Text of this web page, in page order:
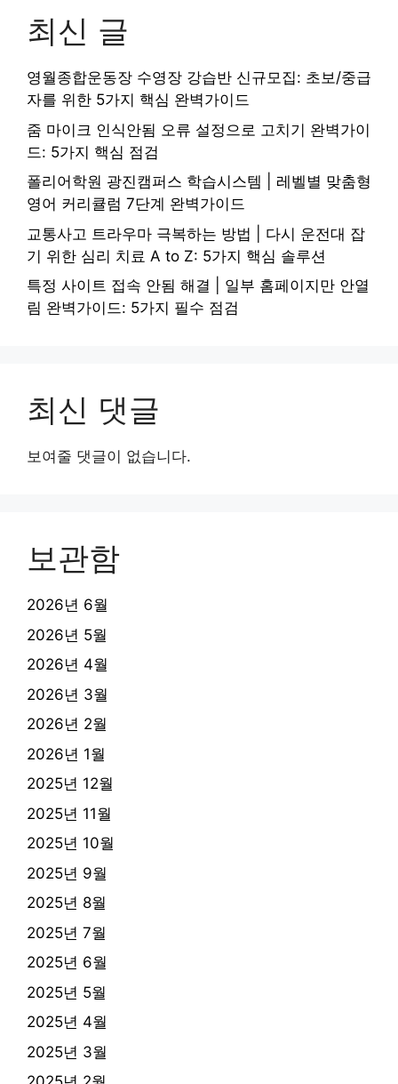
최신 글
영월종합운동장 수영장 강습반 신규모집: 초보/중급
자를 위한 5가지 핵심 완벽가이드
줌 마이크 인식안됨 오류 설정으로 고치기 완벽가이
드: 5가지 핵심 점검
폴리어학원 광진캠퍼스 학습시스템 | 레벨별 맞춤형
영어 커리큘럼 7단계 완벽가이드
교통사고 트라우마 극복하는 방법 | 다시 운전대 잡
기 위한 심리 치료 A to Z: 5가지 핵심 솔루션
특정 사이트 접속 안됨 해결 | 일부 홈페이지만 안열
림 완벽가이드: 5가지 필수 점검
최신 댓글
보여줄 댓글이 없습니다.
보관함
2026년 6월
2026년 5월
2026년 4월
2026년 3월
2026년 2월
2026년 1월
2025년 12월
2025년 11월
2025년 10월
2025년 9월
2025년 8월
2025년 7월
2025년 6월
2025년 5월
2025년 4월
2025년 3월